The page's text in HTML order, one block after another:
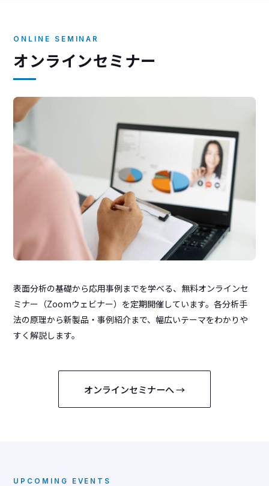
ONLINE SEMINAR
オンラインセミナー
表面分析の基礎から応用事例までを学べる、無料オンラインセ
ミナー（Zoomウェビナー）を定期開催しています。各分析手
法の原理から新製品・事例紹介まで、幅広いテーマをわかりや
すく解説します。
オンラインセミナーへ →
UPCOMING EVENTS